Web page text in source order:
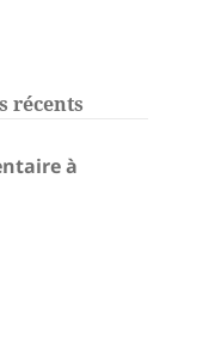
récents
à